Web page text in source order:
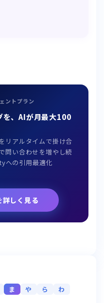
ントプラン
を、AIが月最大100
リアルタイムで掛け合
問い合わせを増やし続
への引用最適化
しく見る
ま や ら
わ